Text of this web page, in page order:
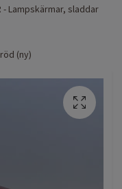
- Lampskärmar, sladdar
(ny)